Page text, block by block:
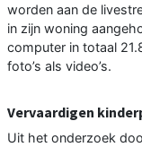
worden aan de
in zijn woning
computer in totaal
foto’s als video’s.
Vervaardigen
Uit het onderzoek